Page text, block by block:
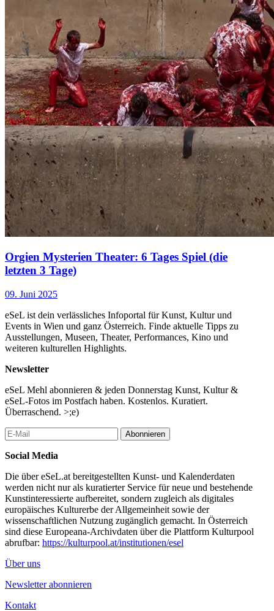
Orgien Mysterien Theater: 6 Tages Spiel (die
letzten 3 Tage)
09. Juni 2025
eSeL ist dein verlässliches Infoportal für Kunst, Kultur und
Events in Wien und ganz Österreich. Finde aktuelle Tipps zu
Ausstellungen, Museen, Theater, Performances, Kino und
weiteren kulturellen Highlights.
Newsletter
eSeL Mehl abonnieren & jeden Donnerstag Kunst, Kultur &
eSeL-Fotos im Postfach haben. Kostenlos. Kuratiert.
Überraschend. >;e)
Abonnieren
Social Media
Die über eSeL.at bereitgestellten Kunst- und Kalenderdaten
werden nicht nur als kuratierter Service für neue und bestehende
Kunstinteressierte aufbereitet, sondern zugleich als digitales
europäisches Kulturerbe der Allgemeinheit sowie der
wissenschaftlichen Nutzung zugänglich gemacht. In Österreich
sind diese Europeana-Archivdaten über die Plattform Kulturpool
abrufbar: https://kulturpool.at/institutionen/esel
Über uns
Newsletter abonnieren
Kontakt